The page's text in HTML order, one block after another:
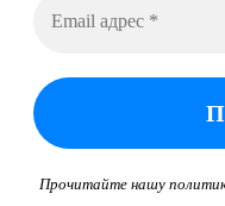
Прочитайте нашу